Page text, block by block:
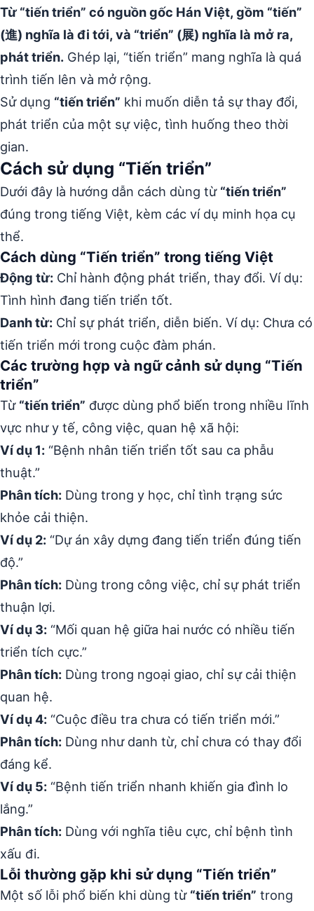
Từ “tiến triển” có nguồn gốc Hán Việt, gồm “tiến”
(進) nghĩa là đi tới, và “triển” (展) nghĩa là mở ra,
phát triển. Ghép lại, “tiến triển” mang nghĩa là quá
trình tiến lên và mở rộng.
Sử dụng “tiến triển” khi muốn diễn tả sự thay đổi,
phát triển của một sự việc, tình huống theo thời
gian.
Cách sử dụng “Tiến triển”
Dưới đây là hướng dẫn cách dùng từ “tiến triển”
đúng trong tiếng Việt, kèm các ví dụ minh họa cụ
thể.
Cách dùng “Tiến triển” trong tiếng Việt
Động từ: Chỉ hành động phát triển, thay đổi. Ví dụ:
Tình hình đang tiến triển tốt.
Danh từ: Chỉ sự phát triển, diễn biến. Ví dụ: Chưa có
tiến triển mới trong cuộc đàm phán.
Các trường hợp và ngữ cảnh sử dụng “Tiến
triển”
Từ “tiến triển” được dùng phổ biến trong nhiều lĩnh
vực như y tế, công việc, quan hệ xã hội:
Ví dụ 1: “Bệnh nhân tiến triển tốt sau ca phẫu
thuật.”
Phân tích: Dùng trong y học, chỉ tình trạng sức
khỏe cải thiện.
Ví dụ 2: “Dự án xây dựng đang tiến triển đúng tiến
độ.”
Phân tích: Dùng trong công việc, chỉ sự phát triển
thuận lợi.
Ví dụ 3: “Mối quan hệ giữa hai nước có nhiều tiến
triển tích cực.”
Phân tích: Dùng trong ngoại giao, chỉ sự cải thiện
quan hệ.
Ví dụ 4: “Cuộc điều tra chưa có tiến triển mới.”
Phân tích: Dùng như danh từ, chỉ chưa có thay đổi
đáng kể.
Ví dụ 5: “Bệnh tiến triển nhanh khiến gia đình lo
lắng.”
Phân tích: Dùng với nghĩa tiêu cực, chỉ bệnh tình
xấu đi.
Lỗi thường gặp khi sử dụng “Tiến triển”
Một số lỗi phổ biến khi dùng từ “tiến triển” trong